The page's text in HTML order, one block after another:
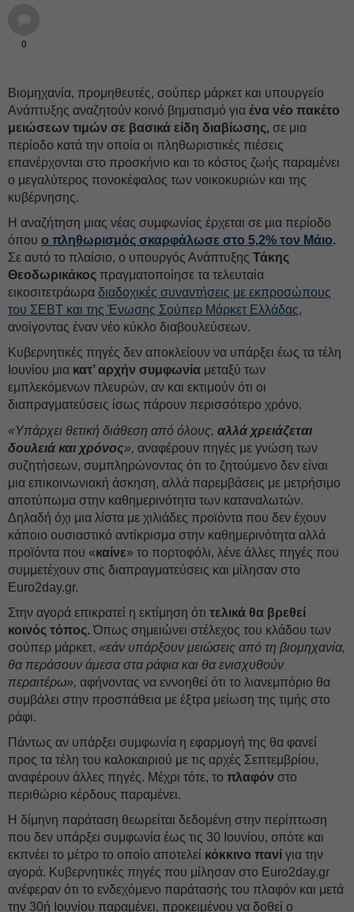
0
Βιομηχανία, προμηθευτές, σούπερ μάρκετ και υπουργείο
Ανάπτυξης αναζητούν κοινό βηματισμό για ένα νέο πακέτο
μειώσεων τιμών σε βασικά είδη διαβίωσης, σε μια
περίοδο κατά την οποία οι πληθωριστικές πιέσεις
επανέρχονται στο προσκήνιο και το κόστος ζωής παραμένει
ο μεγαλύτερος πονοκέφαλος των νοικοκυριών και της
κυβέρνησης.
Η αναζήτηση μιας νέας συμφωνίας έρχεται σε μια περίοδο
όπου ο πληθωρισμός σκαρφάλωσε στο 5,2% τον Μάιο.
Σε αυτό το πλαίσιο, ο υπουργός Ανάπτυξης Τάκης
Θεοδωρικάκος πραγματοποίησε τα τελευταία
εικοσιτετράωρα διαδοχικές συναντήσεις με εκπροσώπους
του ΣΕΒΤ και της Ένωσης Σούπερ Μάρκετ Ελλάδας,
ανοίγοντας έναν νέο κύκλο διαβουλεύσεων.
Κυβερνητικές πηγές δεν αποκλείουν να υπάρξει έως τα τέλη
Ιουνίου μια κατ’ αρχήν συμφωνία μεταξύ των
εμπλεκόμενων πλευρών, αν και εκτιμούν ότι οι
διαπραγματεύσεις ίσως πάρουν περισσότερο χρόνο.
«Υπάρχει θετική διάθεση από όλους, αλλά χρειάζεται
δουλειά και χρόνος», αναφέρουν πηγές με γνώση των
συζητήσεων, συμπληρώνοντας ότι το ζητούμενο δεν είναι
μια επικοινωνιακή άσκηση, αλλά παρεμβάσεις με μετρήσιμο
αποτύπωμα στην καθημερινότητα των καταναλωτών.
Δηλαδή όχι μια λίστα με χιλιάδες προϊόντα που δεν έχουν
κάποιο ουσιαστικό αντίκρισμα στην καθημερινότητα αλλά
προϊόντα που «καίνε» το πορτοφόλι, λένε άλλες πηγές που
συμμετέχουν στις διαπραγματεύσεις και μίλησαν στο
Euro2day.gr.
Στην αγορά επικρατεί η εκτίμηση ότι τελικά θα βρεθεί
κοινός τόπος.Όπως σημειώνει στέλεχος του κλάδου των
σούπερ μάρκετ, «εάν υπάρξουν μειώσεις από τη βιομηχανία,
θα περάσουν άμεσα στα ράφια και θα ενισχυθούν
περαιτέρω», αφήνοντας να εννοηθεί ότι το λιανεμπόριο θα
συμβάλει στην προσπάθεια με έξτρα μείωση της τιμής στο
ράφι.
Πάντως αν υπάρξει συμφωνία η εφαρμογή της θα φανεί
προς τα τέλη του καλοκαιριού με τις αρχές Σεπτεμβρίου,
αναφέρουν άλλες πηγές. Μέχρι τότε, το πλαφόν στο
περιθώριο κέρδους παραμένει.
Η δίμηνη παράταση θεωρείται δεδομένη στην περίπτωση
που δεν υπάρξει συμφωνία έως τις 30 Ιουνίου, οπότε και
εκπνέει το μέτρο το οποίο αποτελεί κόκκινο πανί για την
αγορά. Κυβερνητικές πηγές που μίλησαν στο Euro2day.gr
ανέφεραν ότι το ενδεχόμενο παράτασής του πλαφόν και μετά
την 30ή Ιουνίου παραμένει, προκειμένου να δοθεί ο